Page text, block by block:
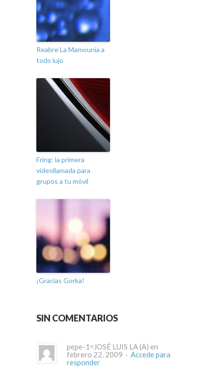
Reabre La Mamounia a
todo lujo
Fring: la primera
videollamada para
grupos a tu móvil
¡Gracias Gorka!
SIN COMENTARIOS
pepe-1=JOSÉ LUIS LA (A) en
febrero 22, 2009 · Accede para
responder